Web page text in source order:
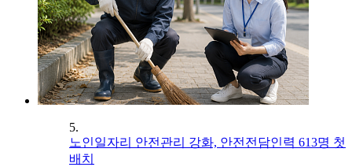
5.
노인일자리 안전관리 강화, 안전전담인력 613명 첫
배치